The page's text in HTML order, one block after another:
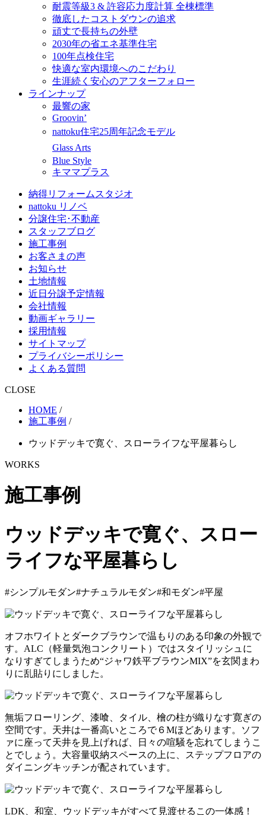
耐震等級3 & 許容応力度計算 全棟標準
徹底したコストダウンの追求
頑丈で長持ちの外壁
2030年の省エネ基準住宅
100年点検住宅
快適な室内環境へのこだわり
生涯続く安心のアフターフォロー
ラインナップ
最響の家
Groovin’
nattoku住宅25周年記念モデル
Glass Arts
Blue Style
キママプラス
納得リフォームスタジオ
nattoku リノベ
分譲住宅･不動産
スタッフブログ
施工事例
お客さまの声
お知らせ
土地情報
近日分譲予定情報
会社情報
動画ギャラリー
採用情報
サイトマップ
プライバシーポリシー
よくある質問
CLOSE
HOME /
施工事例 /
ウッドデッキで寛ぐ、スローライフな平屋暮らし
WORKS
施工事例
ウッドデッキで寛ぐ、スロー
ライフな平屋暮らし
#シンプルモダン#ナチュラルモダン#和モダン#平屋
オフホワイトとダークブラウンで温もりのある印象の外観で
す。ALC（軽量気泡コンクリート）ではスタイリッシュに
なりすぎてしまうため“ジャワ鉄平ブラウンMIX”を玄関まわ
りに乱貼りにしました。
無垢フローリング、漆喰、タイル、檜の柱が織りなす寛ぎの
空間です。天井は一番高いところで６Mほどあります。ソフ
ァに座って天井を見上げれば、日々の喧騒を忘れてしまうこ
とでしょう。大容量収納スペースの上に、ステップフロアの
ダイニングキッチンが配されています。
LDK、和室、ウッドデッキがすべて見渡せるこの一体感！